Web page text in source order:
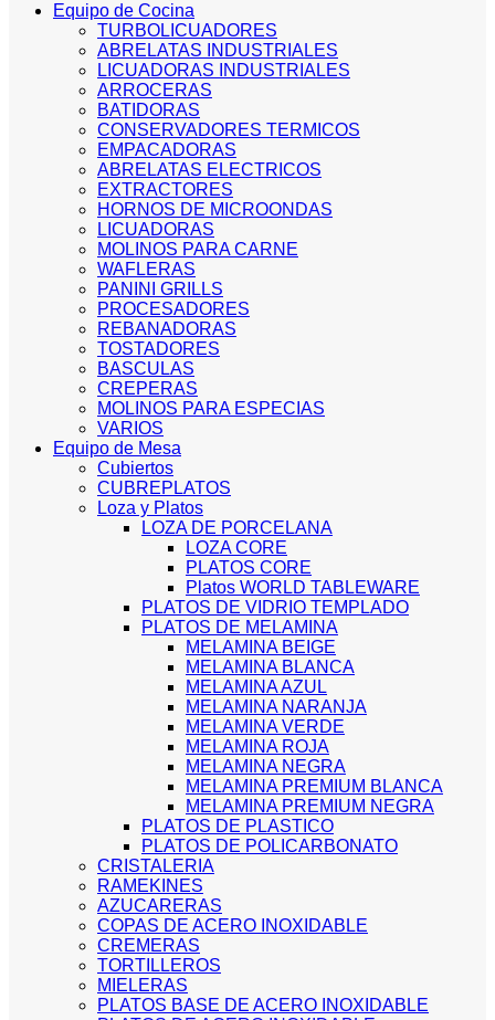
Equipo de Cocina
TURBOLICUADORES
ABRELATAS INDUSTRIALES
LICUADORAS INDUSTRIALES
ARROCERAS
BATIDORAS
CONSERVADORES TERMICOS
EMPACADORAS
ABRELATAS ELECTRICOS
EXTRACTORES
HORNOS DE MICROONDAS
LICUADORAS
MOLINOS PARA CARNE
WAFLERAS
PANINI GRILLS
PROCESADORES
REBANADORAS
TOSTADORES
BASCULAS
CREPERAS
MOLINOS PARA ESPECIAS
VARIOS
Equipo de Mesa
Cubiertos
CUBREPLATOS
Loza y Platos
LOZA DE PORCELANA
LOZA CORE
PLATOS CORE
Platos WORLD TABLEWARE
PLATOS DE VIDRIO TEMPLADO
PLATOS DE MELAMINA
MELAMINA BEIGE
MELAMINA BLANCA
MELAMINA AZUL
MELAMINA NARANJA
MELAMINA VERDE
MELAMINA ROJA
MELAMINA NEGRA
MELAMINA PREMIUM BLANCA
MELAMINA PREMIUM NEGRA
PLATOS DE PLASTICO
PLATOS DE POLICARBONATO
CRISTALERIA
RAMEKINES
AZUCARERAS
COPAS DE ACERO INOXIDABLE
CREMERAS
TORTILLEROS
MIELERAS
PLATOS BASE DE ACERO INOXIDABLE